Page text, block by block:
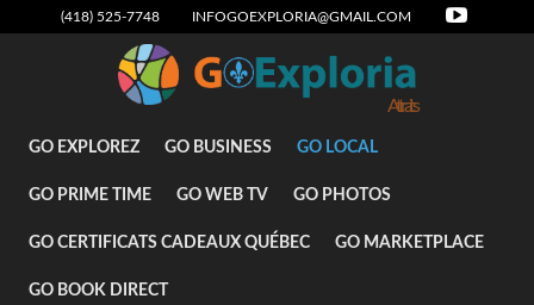
(418) 525-7748 INFOGOEXPLORIA@GMAIL.COM
Attraits
GO EXPLOREZ GO BUSINESS GO LOCAL
GO PRIME TIME GO WEB TV GO PHOTOS
GO CERTIFICATS CADEAUX QUÉBEC GO MARKETPLACE
GO BOOK DIRECT